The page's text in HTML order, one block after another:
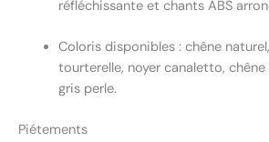
réfléchissante et chants ABS
Coloris disponibles : chêne
tourterelle, noyer canaletto,
gris perle.
Piétements